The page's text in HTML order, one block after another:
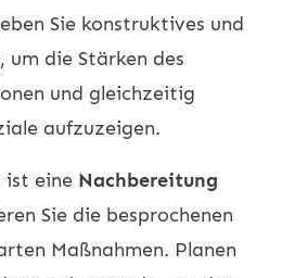
Sie konstruktives und
um die Stärken des
und gleichzeitig
aufzuzeigen.
ist eine Nachbereitung
Sie die besprochenen
Maßnahmen. Planen